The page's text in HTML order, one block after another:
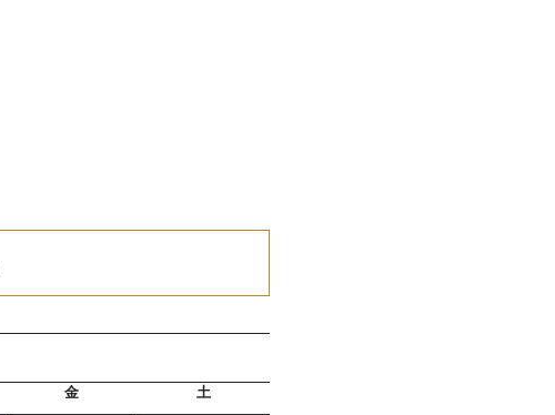
金 土